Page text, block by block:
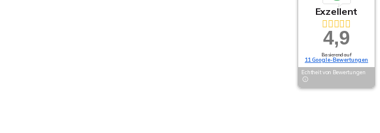
Exzellent
4,9
Basierend auf
11 Google-Bewertungen
Echtheit von Bewertungen